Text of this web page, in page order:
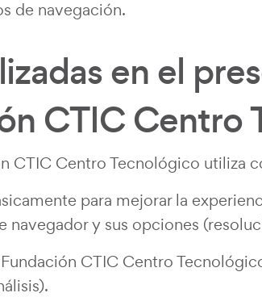
de navegación.
en el
CTIC Centro
CTIC Centro Tecnológico utiliza
para mejorar la
y sus opciones
CTIC Centro